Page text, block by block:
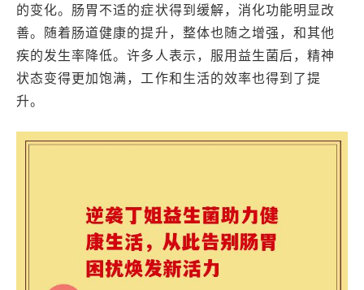
的变化。肠胃不适的症状得到缓解，消化功能明显改
善。随着肠道健康的提升，整体也随之增强，和其他
疾的发生率降低。许多人表示，服用益生菌后，精神
状态变得更加饱满，工作和生活的效率也得到了提
升。